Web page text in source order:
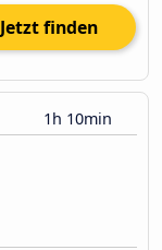
Jetzt finden
1h 10min